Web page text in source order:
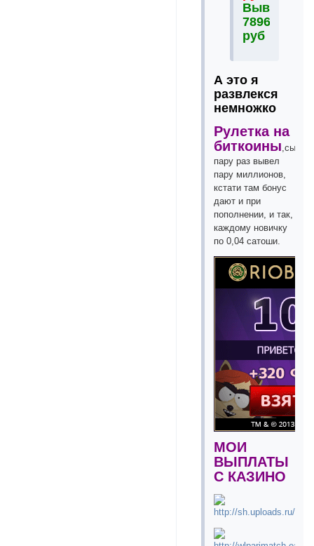
Выведено
78965
руб
А это я
развлекся
немножко
Рулетка на
биткоины
пару раз вывел
пару миллионов,
кстати там бонус
дают и при
пополнении, и так,
каждому новичку
по 0,04 сатоши.
МОИ
ВЫПЛАТЫ
С КАЗИНО